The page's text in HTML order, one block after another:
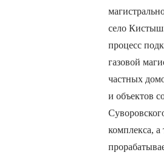
село
процесс
газовой
частных
и объектов
комплекса, а